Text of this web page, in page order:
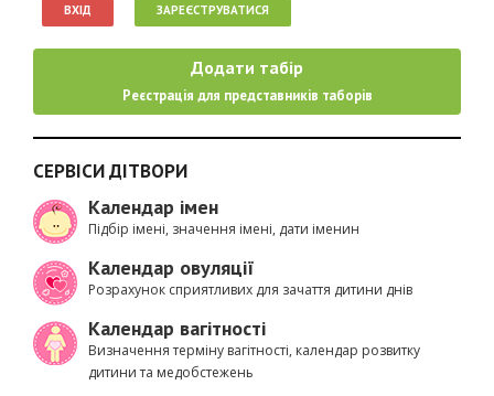
ВХІД ЗАРЕЄСТРУВАТИСЯ
Додати табір
Реєстрація для представників таборів
СЕРВІСИ ДІТВОРИ
Календар імен
Підбір імені, значення імені, дати іменин
Календар овуляції
Розрахунок сприятливих для зачаття дитини днів
Календар вагітності
Визначення терміну вагітності, календар розвитку
дитини та медобстежень